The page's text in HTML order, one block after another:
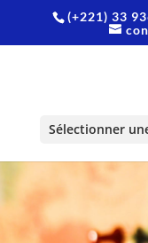
(+221) 33
Sélectionner